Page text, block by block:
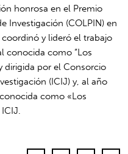
honrosa en el Premio
Investigación (COLPIN) en
y lideró el trabajo
conocida como “Los
dirigida por el Consorcio
(ICIJ) y, al año
como «Los